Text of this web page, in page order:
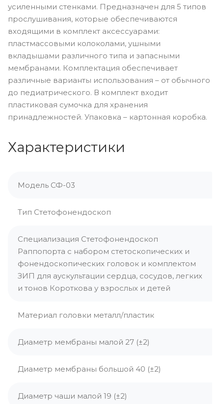
усиленными стенками. Предназначен для 5 типов
прослушивания, которые обеспечиваются
входящими в комплект аксессуарами:
пластмассовыми колоколами, ушными
вкладышами различного типа и запасными
мембранами. Комплектация обеспечивает
различные варианты использования – от обычного
до педиатрического. В комплект входит
пластиковая сумочка для хранения
принадлежностей. Упаковка – картонная коробка.
Характеристики
Модель СФ-03
Тип Стетофонендоскоп
Специализация Стетофонендоскоп
Раппопорта с набором стетоскопических и
фонендоскопических головок и комплектом
ЗИП для аускультации сердца, сосудов, легких
и тонов Короткова у взрослых и детей
Материал головки металл/пластик
Диаметр мембраны малой 27 (±2)
Диаметр мембраны большой 40 (±2)
Диаметр чаши малой 19 (±2)